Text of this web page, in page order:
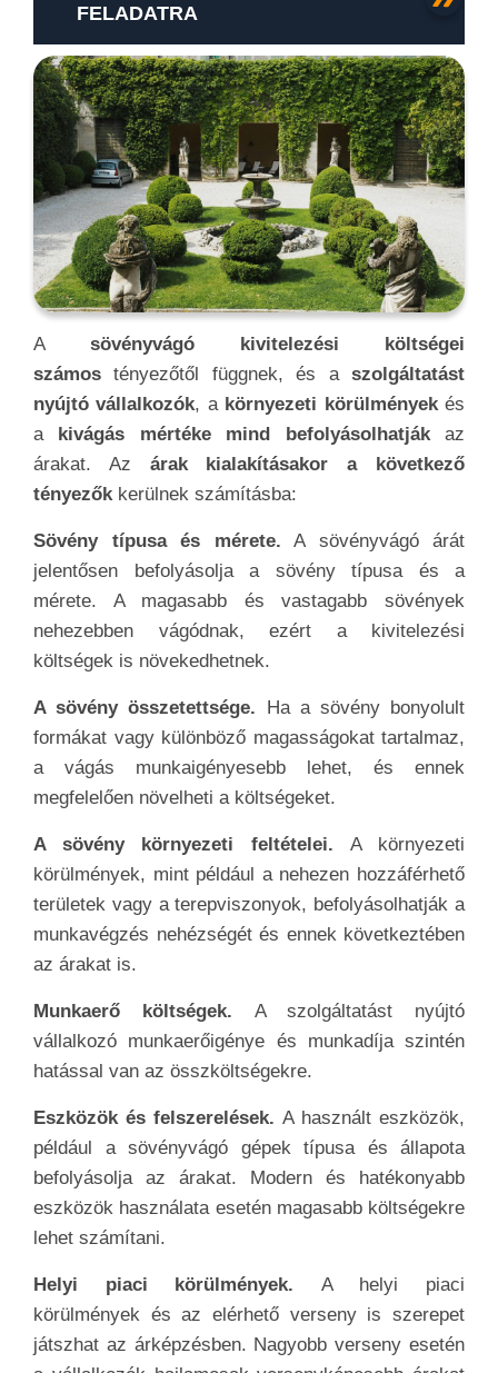
FELADATRA
A sövényvágó kivitelezési költségei
számostényezőtől függnek, és aszolgáltatást
nyújtó vállalkozók, a környezeti körülményekés
a
kivágás mértéke mind befolyásolhatjákaz
árakat. Az árak kialakításakor a következő
tényezőkkerülnek számításba:
Sövény típusa és mérete. A sövényvágó árát
jelentősen befolyásolja a sövény típusa és a
mérete. A magasabb és vastagabb sövények
nehezebben vágódnak, ezért a kivitelezési
költségek is növekedhetnek.
A sövény összetettsége. Ha a sövény bonyolult
formákat vagy különböző magasságokat tartalmaz,
a vágás munkaigényesebb lehet, és ennek
megfelelően növelheti a költségeket.
A sövény környezeti feltételei. A környezeti
körülmények, mint például a nehezen hozzáférhető
területek vagy a terepviszonyok, befolyásolhatják a
munkavégzés nehézségét és ennek következtében
az árakat is.
Munkaerő költségek. A szolgáltatást nyújtó
vállalkozó munkaerőigénye és munkadíja szintén
hatással van az összköltségekre.
Eszközök és felszerelések. A használt eszközök,
például a sövényvágó gépek típusa és állapota
befolyásolja az árakat. Modern és hatékonyabb
eszközök használata esetén magasabb költségekre
lehet számítani.
Helyi piaci körülmények. A helyi piaci
körülmények és az elérhető verseny is szerepet
játszhat az árképzésben. Nagyobb verseny esetén